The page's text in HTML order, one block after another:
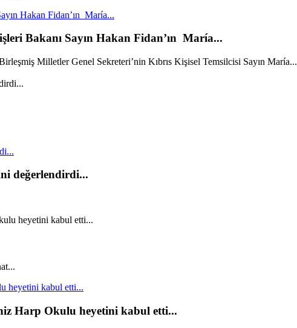
Hakan Fidan’ın María...
Bakanı Sayın Hakan Fidan’ın María...
Milletler Genel Sekreteri’nin Kıbrıs Kişisel Temsilcisi Sayın María...
değerlendirdi...
heyetini kabul etti...
Harp Okulu heyetini kabul etti...